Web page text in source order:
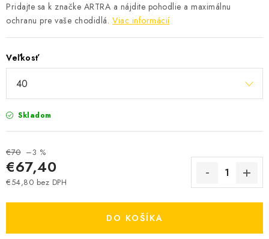
Pridajte sa k značke ARTRA a nájdite pohodlie a maximálnu
ochranu pre vaše chodidlá. Viac informácií
Veľkosť
Skladom
€70 –3 %
€67,40
€54,80 bez DPH
DO KOŠÍKA